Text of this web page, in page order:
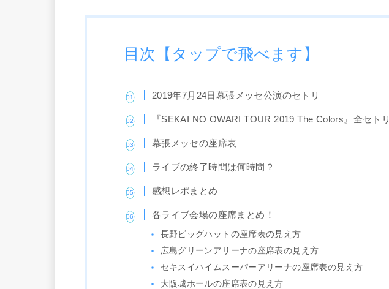
目次【タップで飛べます】
2019年7月24日幕張メッセ公演のセトリ
『SEKAI NO OWARI TOUR 2019 The Colors』全セトリ
幕張メッセの座席表
ライブの終了時間は何時間？
感想レポまとめ
各ライブ会場の座席まとめ！
長野ビッグハットの座席表の見え方
広島グリーンアリーナの座席表の見え方
セキスイハイムスーパーアリーナの座席表の見え方
大阪城ホールの座席表の見え方